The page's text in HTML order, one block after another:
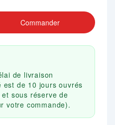
Commander
de livraison
est de 10 jours ouvrés
sous réserve de
votre commande).